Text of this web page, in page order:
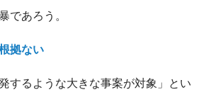
であろう。
拠ない
するような大きな事案が対象」とい